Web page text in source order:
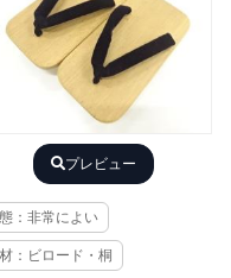
プレビュー
：非常によい
：ビロード・桐